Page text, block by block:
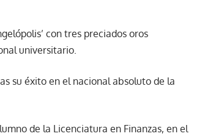
con tres preciados oros
universitario.
su éxito en el nacional absoluto de la
de la Licenciatura en Finanzas, en el